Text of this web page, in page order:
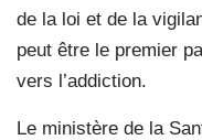
de la loi et de la
peut être le premier
vers l’addiction.
Le ministère de la